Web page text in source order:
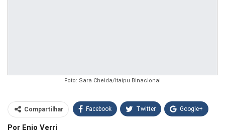
Foto: Sara Cheida/Itaipu Binacional
Compartilhar Facebook Twitter Google+
Por Enio Verri